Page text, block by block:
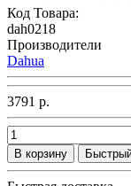
Код Товара:
dah0218
Производители
Dahua
3791 р.
В корзину